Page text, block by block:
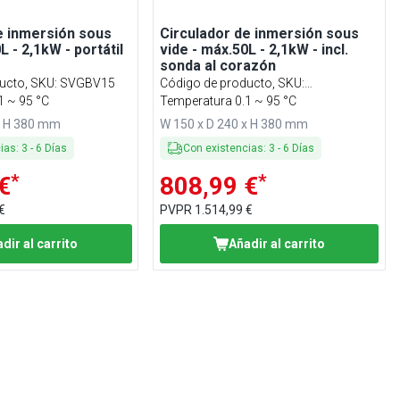
inmersión sous
- 2,1kW - portátil
SKU: SVGBV15
~ 95 °C
H 380 mm
: 3 - 6 Días
*
al carrito
Circulador de inmersión sous
vide - máx.50L - 2,1kW - incl.
sonda al corazón
Código de producto, SKU:
SVGBV15#TSVGBV15
Temperatura 0.1 ~ 95 °C
W 150 x D 240 x H 380 mm
Con existencias: 3 - 6 Días
808,99 €*
PVPR 1.514,99 €
Añadir al carrito